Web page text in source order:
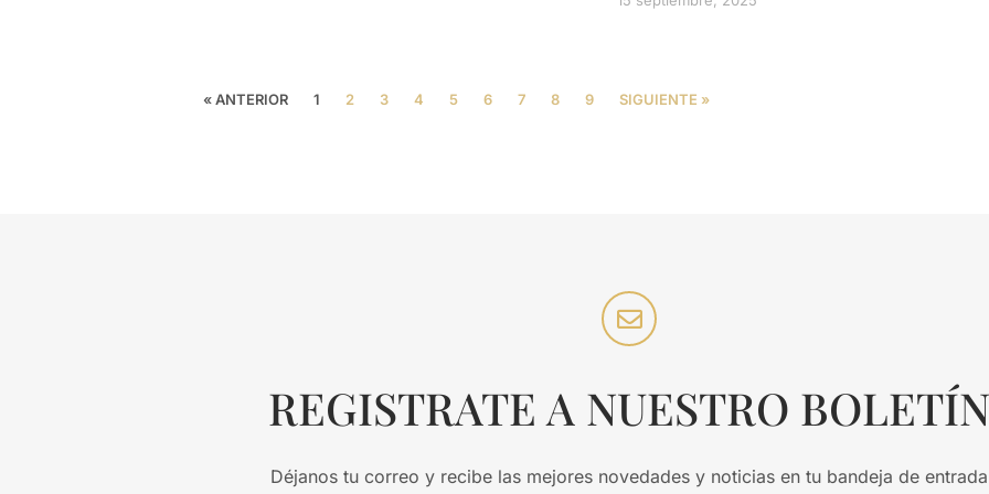
« ANTERIOR 1 2 3 4 5 6 7 8 9 SIGUIENTE »
REGISTRATE A NUESTRO BOLETÍN
Déjanos tu correo y recibe las mejores novedades y noticias en tu bandeja de entrada